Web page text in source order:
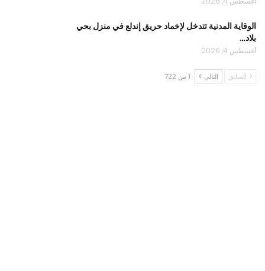
الوقاية المدنية تتدخل لإخماد حريق إندلع في منزل بحي
بلاد…
أغسطس 4, 2026
السابق التالي 1 من 722